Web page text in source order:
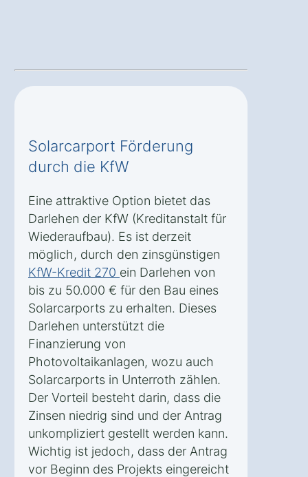
Solarcarport Förderung
durch die KfW
Eine attraktive Option bietet das
Darlehen der KfW (Kreditanstalt für
Wiederaufbau). Es ist derzeit
möglich, durch den zinsgünstigen
KfW-Kredit 270 ein Darlehen von
bis zu 50.000 € für den Bau eines
Solarcarports zu erhalten. Dieses
Darlehen unterstützt die
Finanzierung von
Photovoltaikanlagen, wozu auch
Solarcarports in Unterroth zählen.
Der Vorteil besteht darin, dass die
Zinsen niedrig sind und der Antrag
unkompliziert gestellt werden kann.
Wichtig ist jedoch, dass der Antrag
vor Beginn des Projekts eingereicht